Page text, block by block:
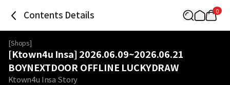
Contents Details 0
[Shops]
[Ktown4u Insa] 2026.06.09~2026.06.21
BOYNEXTDOOR OFFLINE LUCKYDRAW
Ktown4u Insa Story